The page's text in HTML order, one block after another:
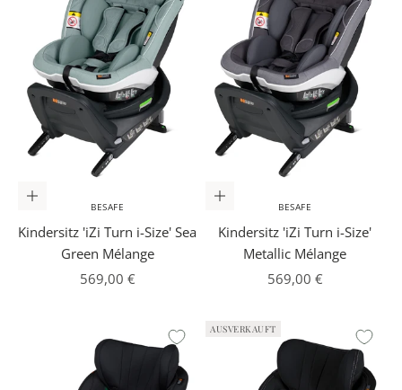
In den Warenkorb
BESAFE
Kindersitz 'iZi Turn i-Size' Sea
Green Mélange
Angebot
569,00 €
In den Warenkorb
BESAFE
Kindersitz 'iZi Turn i-Size'
Metallic Mélange
Angebot
569,00 €
AUSVERKAUFT